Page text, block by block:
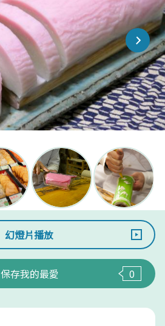
幻燈片播放
保存我的最愛 0